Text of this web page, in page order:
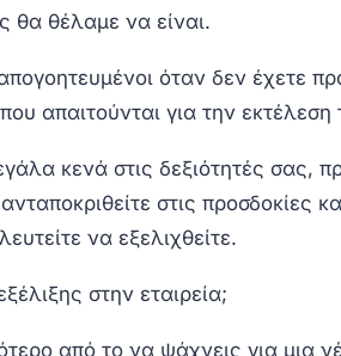
θα θέλαμε να είναι.
όταν δεν έχετε
απαιτούνται για την
κενά στις δεξιότητές σας,
στις προσδοκίες
να εξελιχθείτε.
στην εταιρεία;
από το να ψάχνεις για μια